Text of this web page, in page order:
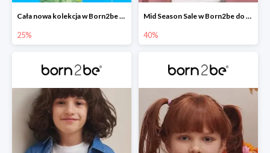
Cała nowa kolekcja w Born2be -25%
25%
Mid Season Sale w Born2be do -40%
40%